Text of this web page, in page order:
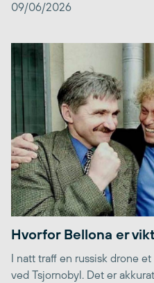
09/06/2026
Hvorfor Bellona er
I natt traff en russisk drone
ved Tsjornobyl. Det er